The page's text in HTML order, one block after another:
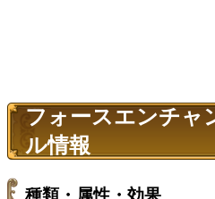
フォースエンチャ
ル情報
種類・属性・効果